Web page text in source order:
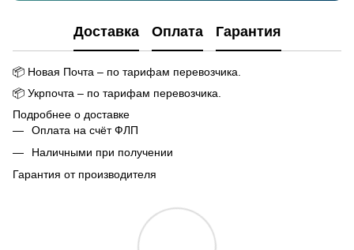
Доставка Оплата Гарантия
📦 Новая Почта – по тарифам перевозчика.
📦 Укрпочта – по тарифам перевозчика.
Подробнее о доставке
Оплата на счёт ФЛП
Наличными при получении
Гарантия от производителя